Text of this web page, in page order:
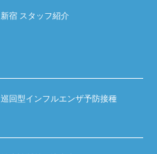
新宿 スタッフ紹介
巡回型インフルエンザ予防接種